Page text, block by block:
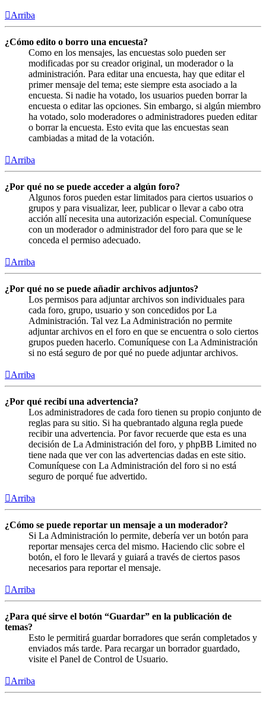
Arriba
¿Cómo edito o borro una encuesta?
Como en los mensajes, las encuestas solo pueden ser
modificadas por su creador original, un moderador o la
administración. Para editar una encuesta, hay que editar el
primer mensaje del tema; este siempre esta asociado a la
encuesta. Si nadie ha votado, los usuarios pueden borrar la
encuesta o editar las opciones. Sin embargo, si algún miembro
ha votado, solo moderadores o administradores pueden editar
o borrar la encuesta. Esto evita que las encuestas sean
cambiadas a mitad de la votación.
Arriba
¿Por qué no se puede acceder a algún foro?
Algunos foros pueden estar limitados para ciertos usuarios o
grupos y para visualizar, leer, publicar o llevar a cabo otra
acción allí necesita una autorización especial. Comuníquese
con un moderador o administrador del foro para que se le
conceda el permiso adecuado.
Arriba
¿Por qué no se puede añadir archivos adjuntos?
Los permisos para adjuntar archivos son individuales para
cada foro, grupo, usuario y son concedidos por La
Administración. Tal vez La Administración no permite
adjuntar archivos en el foro en que se encuentra o solo ciertos
grupos pueden hacerlo. Comuníquese con La Administración
si no está seguro de por qué no puede adjuntar archivos.
Arriba
¿Por qué recibí una advertencia?
Los administradores de cada foro tienen su propio conjunto de
reglas para su sitio. Si ha quebrantado alguna regla puede
recibir una advertencia. Por favor recuerde que esta es una
decisión de La Administración del foro, y phpBB Limited no
tiene nada que ver con las advertencias dadas en este sitio.
Comuníquese con La Administración del foro si no está
seguro de porqué fue advertido.
Arriba
¿Cómo se puede reportar un mensaje a un moderador?
Si La Administración lo permite, debería ver un botón para
reportar mensajes cerca del mismo. Haciendo clic sobre el
botón, el foro le llevará y guiará a través de ciertos pasos
necesarios para reportar el mensaje.
Arriba
¿Para qué sirve el botón “Guardar” en la publicación de
temas?
Esto le permitirá guardar borradores que serán completados y
enviados más tarde. Para recargar un borrador guardado,
visite el Panel de Control de Usuario.
Arriba